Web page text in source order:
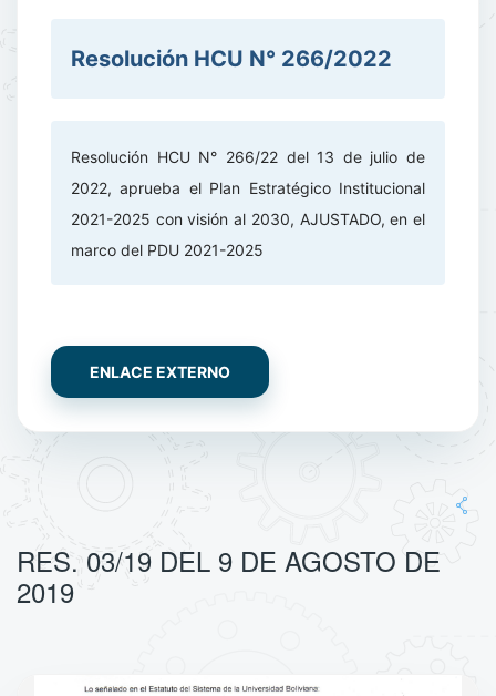
Resolución HCU N° 266/2022
Resolución HCU N° 266/22 del 13 de julio de
2022, aprueba el Plan Estratégico Institucional
2021-2025 con visión al 2030, AJUSTADO, en el
marco del PDU 2021-2025
ENLACE EXTERNO
RES. 03/19 DEL 9 DE AGOSTO DE
2019